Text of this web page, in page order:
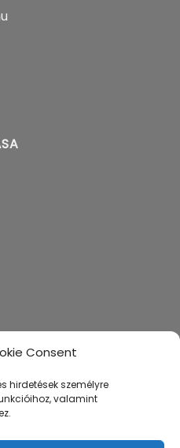
Consent
hirdetések személyre
valamint